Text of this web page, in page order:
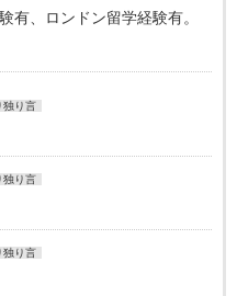
有、ロンドン留学経験有。
独り言
独り言
独り言